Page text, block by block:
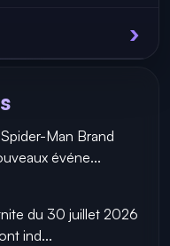
Man Brand
événe...
du 30 juillet 2026
ind...